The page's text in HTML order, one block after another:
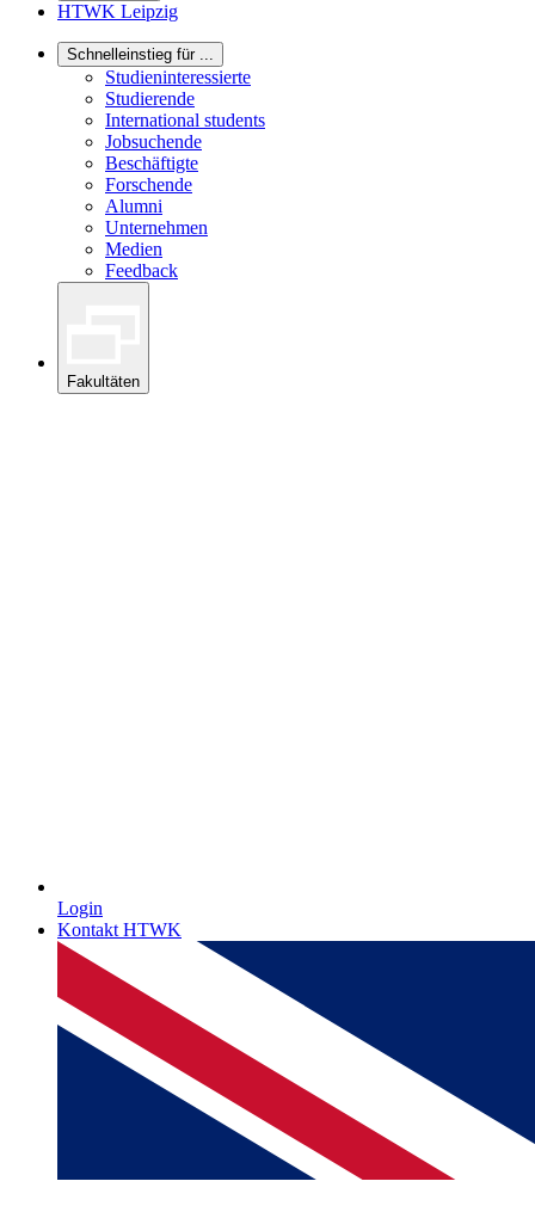
HTWK Leipzig
Schnelleinstieg für ...
Studieninteressierte
Studierende
International students
Jobsuchende
Beschäftigte
Forschende
Alumni
Unternehmen
Medien
Feedback
Fakultäten
Login
Kontakt HTWK